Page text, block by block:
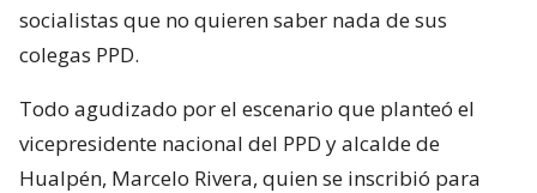
socialistas que no quieren saber nada de sus
colegas PPD.
Todo agudizado por el escenario que planteó el
vicepresidente nacional del PPD y alcalde de
Hualpén, Marcelo Rivera, quien se inscribió para